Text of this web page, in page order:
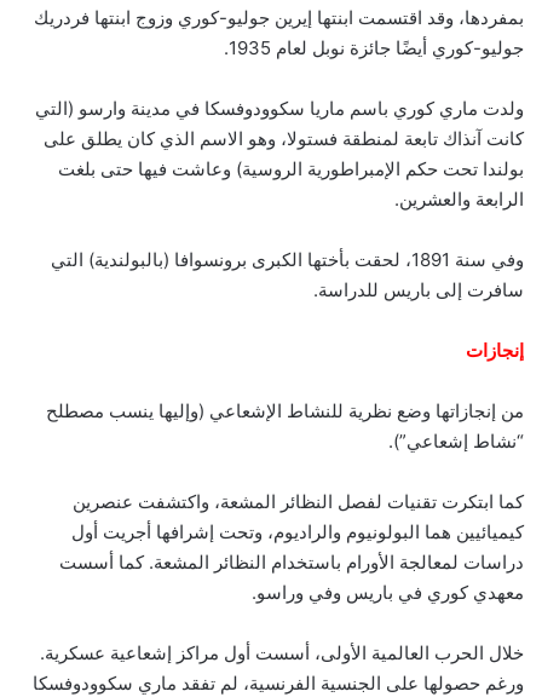
بمفردها، وقد اقتسمت ابنتها إيرين جوليو-كوري وزوج ابنتها فردريك
جوليو-كوري أيضًا جائزة نوبل لعام 1935.
ولدت ماري كوري باسم ماريا سكوودوفسكا في مدينة وارسو (التي
كانت آنذاك تابعة لمنطقة فستولا، وهو الاسم الذي كان يطلق على
بولندا تحت حكم الإمبراطورية الروسية) وعاشت فيها حتى بلغت
الرابعة والعشرين.
وفي سنة 1891، لحقت بأختها الكبرى برونسوافا (بالبولندية) التي
سافرت إلى باريس للدراسة.
إنجازات
من إنجازاتها وضع نظرية للنشاط الإشعاعي (وإليها ينسب مصطلح
“نشاط إشعاعي”).
كما ابتكرت تقنيات لفصل النظائر المشعة، واكتشفت عنصرين
كيميائيين هما البولونيوم والراديوم، وتحت إشرافها أجريت أول
دراسات لمعالجة الأورام باستخدام النظائر المشعة. كما أسست
معهدي كوري في باريس وفي وراسو.
خلال الحرب العالمية الأولى، أسست أول مراكز إشعاعية عسكرية.
ورغم حصولها على الجنسية الفرنسية، لم تفقد ماري سكوودوفسكا